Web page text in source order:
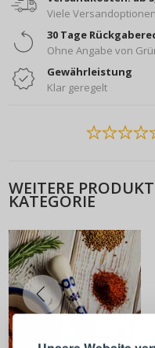
Viele Versandoptionen
30 Tage
Ohne Angabe von
Gewährleistung
Klar geregelt
WEITERE
KATEGORIE
ANMELDEN
Melden